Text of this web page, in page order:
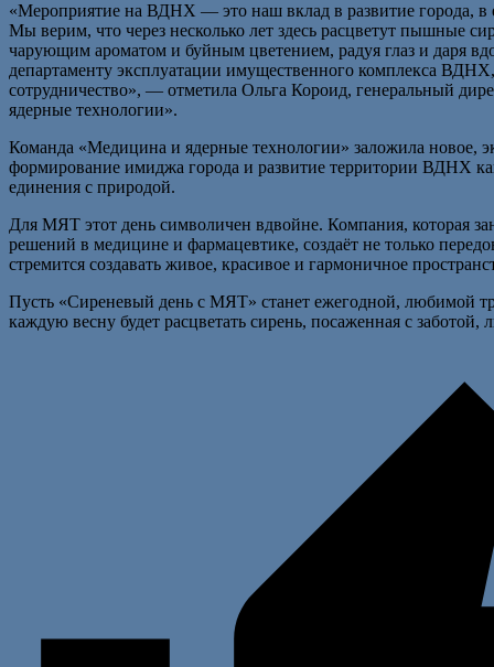
«Мероприятие на ВДНХ — это наш вклад в развитие города, в
Мы верим, что через несколько лет здесь расцветут пышные
чарующим ароматом и буйным цветением, радуя глаз и даря
департаменту эксплуатации имущественного комплекса
сотрудничество», — отметила Ольга Короид, генеральный
ядерные технологии».
Команда «Медицина и ядерные технологии» заложила новое,
формирование имиджа города и развитие территории ВДНХ
единения с природой.
Для МЯТ этот день символичен вдвойне. Компания, которая
решений в медицине и фармацевтике, создаёт не только
стремится создавать живое, красивое и гармоничное
Пусть «Сиреневый день с МЯТ» станет ежегодной, любимой
каждую весну будет расцветать сирень, посаженная с